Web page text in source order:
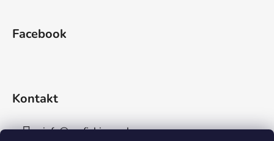
Facebook
Kontakt
info@aaafishingpraha.cz